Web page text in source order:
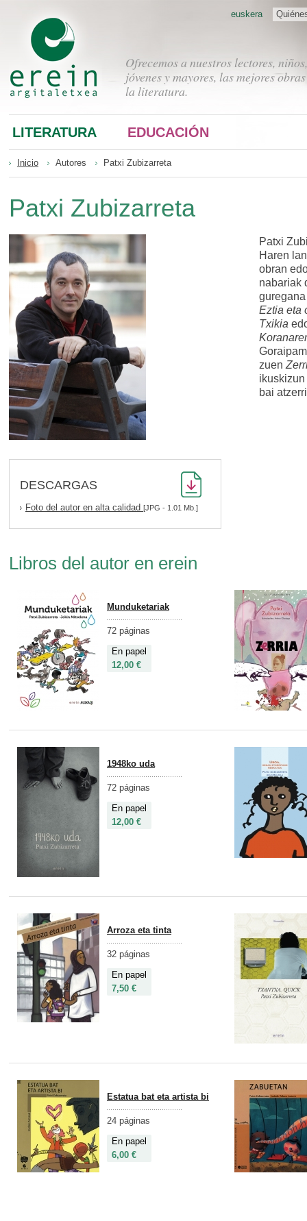
Ofrecemos a nuestros lectores, niños,
jóvenes y mayores, las mejores
la literatura.
euskera
LITERATURA EDUCACIÓN
Inicio Autores Patxi Zubizarreta
Patxi Zubizarreta
DESCARGAS
Foto del autor en alta calidad [JPG - 1.01 Mb.]
Patxi
Haren
obran
nabariak
Eztia eta
Txikia
zuen
bai
Libros del autor en erein
Munduketariak
72 páginas
En papel
12,00 €
1948ko uda
72 páginas
En papel
12,00 €
Arroza eta tinta
32 páginas
En papel
7,50 €
Estatua bat eta artista bi
24 páginas
En papel
6,00 €